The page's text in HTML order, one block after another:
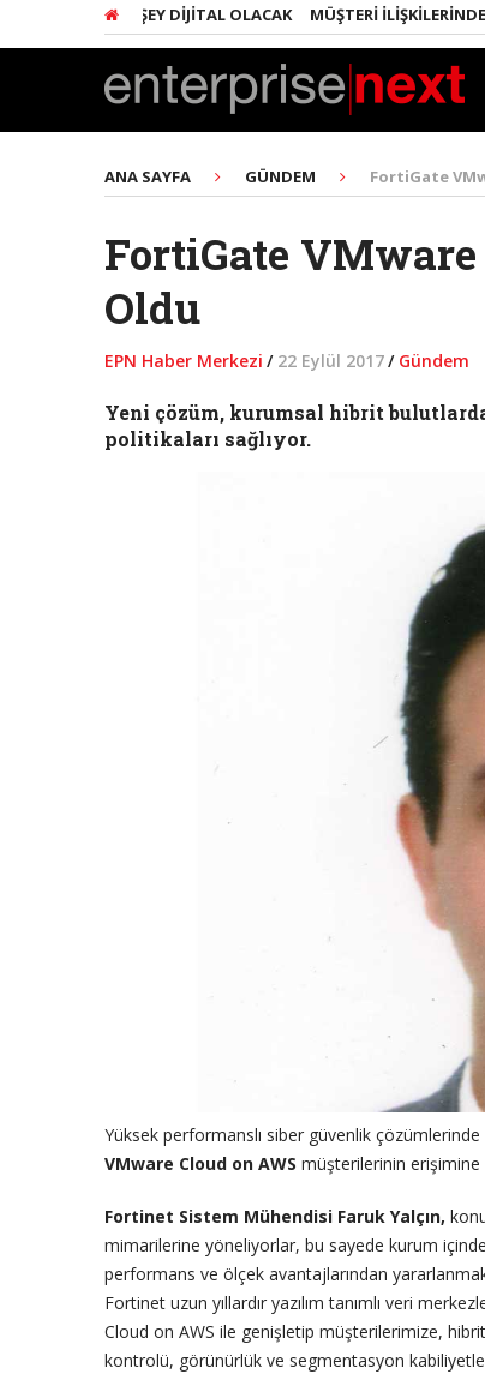
HER ŞEY DIJITAL OLACAK MÜŞTERI İLIŞKILERINDE
ANA SAYFA GÜNDEM FortiGate
FortiGate
Oldu
EPN Haber Merkezi / 22 Eylül 2017/ Gündem
Yeni çözüm, kurumsal hibrit
politikaları sağlıyor.
Yüksek performanslı siber güvenlik
VMware Cloud on AWS müşterilerinin
Fortinet Sistem Mühendisi Faruk Yalçın,
mimarilerine yöneliyorlar, bu sayede kurum
performans ve ölçek avantajlarından
Fortinet uzun yıllardır yazılım tanımlı veri
Cloud on AWS ile genişletip müşterilerimize,
kontrolü, görünürlük ve segmentasyon